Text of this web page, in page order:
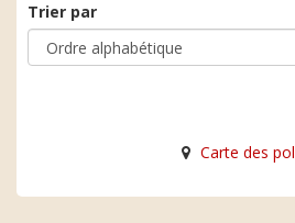
Trier par
Carte des